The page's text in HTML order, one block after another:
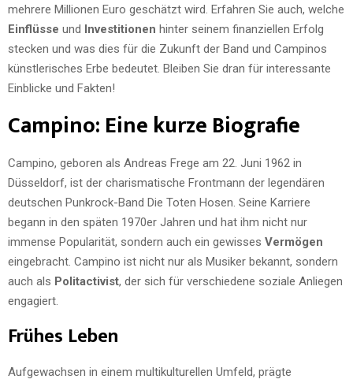
mehrere Millionen Euro geschätzt wird. Erfahren Sie auch, welche
Einflüsse und Investitionen hinter seinem finanziellen Erfolg
stecken und was dies für die Zukunft der Band und Campinos
künstlerisches Erbe bedeutet. Bleiben Sie dran für interessante
Einblicke und Fakten!
Campino: Eine kurze Biografie
Campino, geboren als Andreas Frege am 22. Juni 1962 in
Düsseldorf, ist der charismatische Frontmann der legendären
deutschen Punkrock-Band Die Toten Hosen. Seine Karriere
begann in den späten 1970er Jahren und hat ihm nicht nur
immense Popularität, sondern auch ein gewisses Vermögen
eingebracht. Campino ist nicht nur als Musiker bekannt, sondern
auch als Politactivist, der sich für verschiedene soziale Anliegen
engagiert.
Frühes Leben
Aufgewachsen in einem multikulturellen Umfeld, prägte